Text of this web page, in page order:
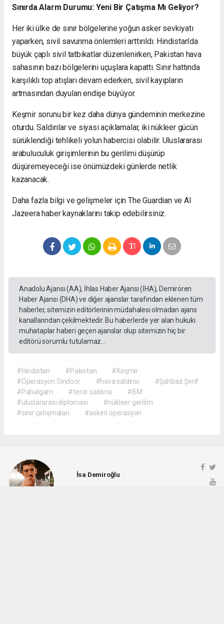
Sınırda Alarm Durumu: Yeni Bir Çatışma Mı Geliyor?
Her iki ülke de sınır bölgelerine yoğun asker sevkiyatı
yaparken, sivil savunma önlemleri arttırıldı. Hindistan’da
büyük çaplı sivil tatbikatlar düzenlenirken, Pakistan hava
sahasının bazı bölgelerini uçuşlara kapattı. Sınır hattında
karşılıklı top atışları devam ederken, sivil kayıpların
artmasından duyulan endişe büyüyor.
Keşmir sorunu bir kez daha dünya gündeminin merkezine
oturdu. Saldırılar ve siyasi açıklamalar, iki nükleer gücün
sürüklendiği tehlikeli yolun habercisi olabilir. Uluslararası
arabuluculuk girişimlerinin bu gerilimi düşürüp
düşüremeyeceği ise önümüzdeki günlerde netlik
kazanacak.
Daha fazla bilgi ve gelişmeler için The Guardian ve Al
Jazeera haber kaynaklarını takip edebilirsiniz.
Anadolu Ajansı (AA), İhlas Haber Ajansı (İHA), Demirören
Haber Ajansı (DHA) ve diğer ajanslar tarafından eklenen tüm
haberler, sitemizin editörlerinin müdahalesi olmadan ajans
kanallarından çekilmektedir. Bu haberlerde yer alan hukuki
muhataplar haberi geçen ajanslar olup sitemizin hiç bir
editörü sorumlu tutulamaz...
#Hindistan #Pakistan
#Keşmir
#Operasyon Sindoor
#hava saldırısı
#Şahbaz Şerif
#Pahalgam
#terör saldırısı
#BM
#uluslararası diplomasi
#nükleer gerilim
#sınır çatışmaları
#askeri operasyon
İsa Demiroğlu